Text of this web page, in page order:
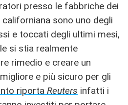
presso le fabbriche dei
sono uno degli
e toccati degli ultimi mesi,
si stia realmente
rimedio e creare un
e più sicuro per gli
riporta Reuters infatti i